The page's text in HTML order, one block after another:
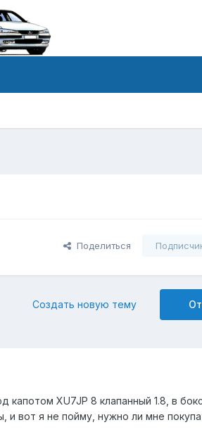
Поделиться
Создать новую тему
капотом XU7JP 8 клапанный 1.8, в
и вот я не пойму, нужно ли мне